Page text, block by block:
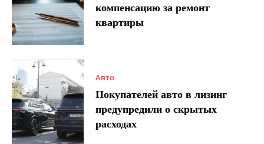
компенсацию за ремонт
квартиры
Авто
Покупателей авто в лизинг
предупредили о скрытых
расходах